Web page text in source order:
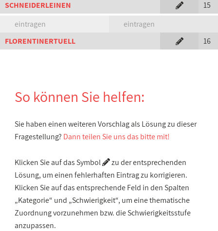
SCHNEIDERLEINEN
15
eintragen
eintragen
FLORENTINERTUELL
16
So können Sie helfen:
Sie haben einen weiteren Vorschlag als Lösung zu dieser
Fragestellung? Dann teilen Sie uns das bitte mit!
Klicken Sie auf das Symbol
zu der entsprechenden
Lösung, um einen fehlerhaften Eintrag zu korrigieren.
Klicken Sie auf das entsprechende Feld in den Spalten
„Kategorie“ und „Schwierigkeit“, um eine thematische
Zuordnung vorzunehmen bzw. die Schwierigkeitsstufe
anzupassen.